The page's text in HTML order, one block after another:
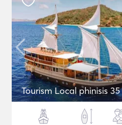
Tourism Local phinisis 35